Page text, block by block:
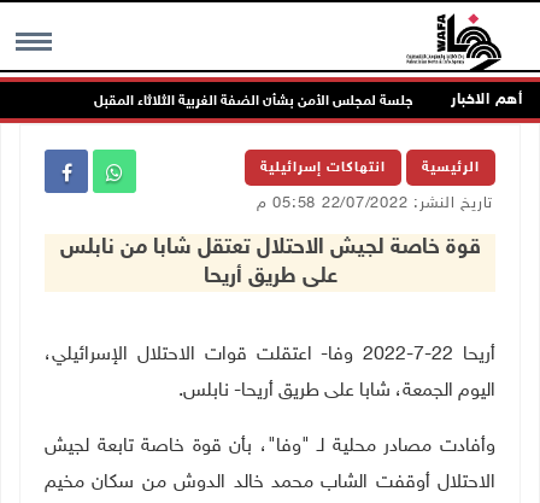
MENU أهم الاخبار جلسة لمجلس الأمن بشأن الضفة الغربية الثلاثاء المقبل
الرئيسية انتهاكات إسرائيلية
تاريخ النشر: 22/07/2022 05:58 م
قوة خاصة لجيش الاحتلال تعتقل شابا من نابلس
على طريق أريحا
أريحا 22-7-2022 وفا- اعتقلت قوات الاحتلال الإسرائيلي،
اليوم الجمعة، شابا على طريق أريحا- نابلس.
وأفادت مصادر محلية لـ "وفا"، بأن قوة خاصة تابعة لجيش
الاحتلال أوقفت الشاب محمد خالد الدوش من سكان مخيم